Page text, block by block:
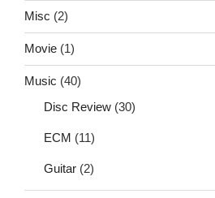
Misc (2)
Movie (1)
Music (40)
Disc Review (30)
ECM (11)
Guitar (2)